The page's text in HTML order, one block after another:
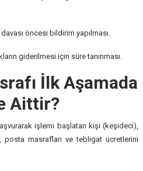
davası öncesi bildirim yapılması.
giderilmesi için süre tanınması.
İlk Aşamada
Aittir?
işlemi başlatan kişi (keşideci),
, posta masrafları ve tebligat ücretlerini